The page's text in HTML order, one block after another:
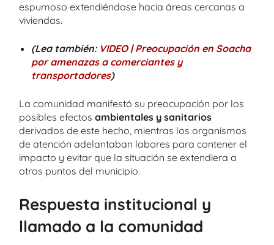
espumoso extendiéndose hacia áreas cercanas a
viviendas.
(Lea también: VIDEO | Preocupación en Soacha
por amenazas a comerciantes y
transportadores)
La comunidad manifestó su preocupación por los
posibles efectos ambientales y sanitarios
derivados de este hecho, mientras los organismos
de atención adelantaban labores para contener el
impacto y evitar que la situación se extendiera a
otros puntos del municipio.
Respuesta institucional y
llamado a la comunidad